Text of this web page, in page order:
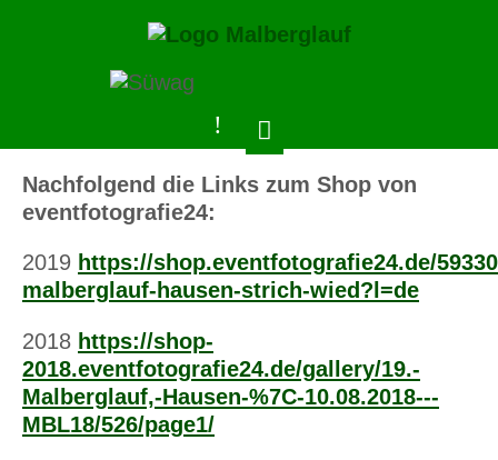
Nachfolgend die Links zum Shop von
eventfotografie24:
2019 https://shop.eventfotografie24.de/
malberglauf-hausen-strich-wied?l=de
2018 https://shop-
2018.eventfotografie24.de/gallery/19.-
Malberglauf,-Hausen-%7C-10.08.2018---
MBL18/526/page1/